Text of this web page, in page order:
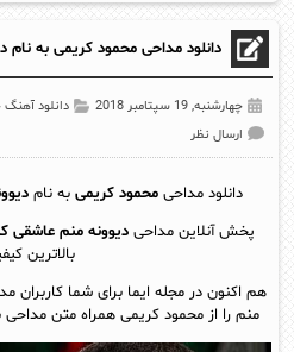
دانلود مداحی محمود کریمی به
چهارشنبه, 19 سپتامبر 2018 دانلود
ارسال نظر
دانلود مداحیمحمود کریمی به نام
پخش آنلاين مداحیدیوونه منم عاشقی
بالاترین
هم اکنون در مجله ایما برای شما کاربران
منم را از محمود کریمی همراه متن